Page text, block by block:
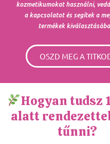
kozmetikumokat használni,
a kapcsolatot és segítek a
termékek
OSZD MEG A
Hogyan tudsz
alatt
tűnni?